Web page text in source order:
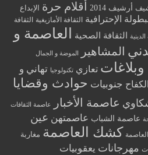
أرشيف 2014 أقلام حرة
الإبداع
الإحترافية الثقافة الأمازيغية الثقافة
الدينية الثقافة الصحية
العاصمة و
المشاهير الموضة و الجمال
وبلاغات تعازي تكنولوجيا تهاني و
جنوبيات حوادث وقضايا
عاصمة الأخبار عاصمة الثقافات
عاصمة الشباب عاصمتهن عين
كشك العاصمة مغاربة
مهرجانات يعقوبيات